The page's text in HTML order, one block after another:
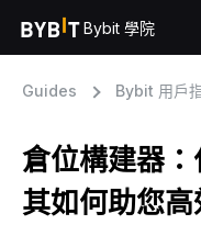
Bybit 學院
Guides Bybit 用戶
倉位構建器
其如何助您